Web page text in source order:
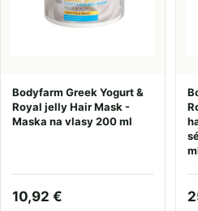
Bodyfarm Greek Yogurt &
Royal jelly Hair Mask -
Maska na vlasy 200 ml
10,92 €